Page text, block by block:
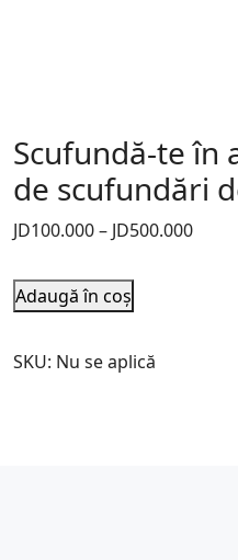
Scufundă-te în
de scufundări
JD100.000– JD500.000
Adaugă în coș
SKU: Nu se aplică